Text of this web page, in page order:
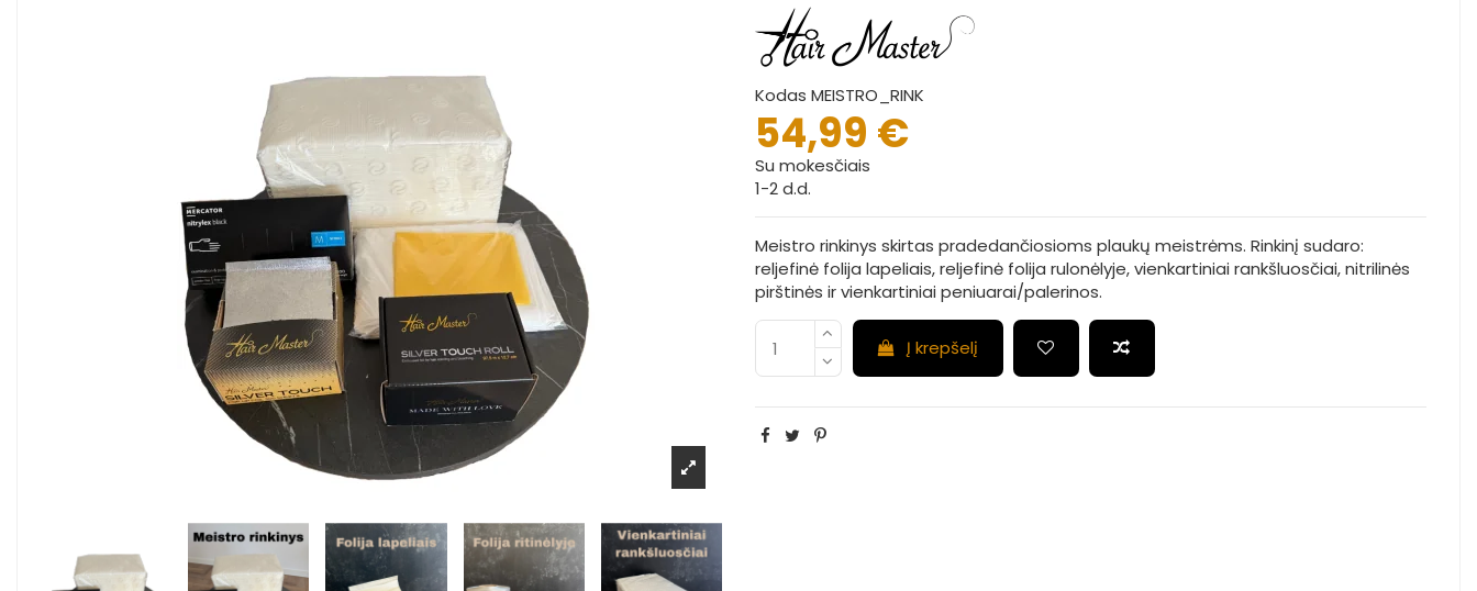
Kodas MEISTRO_RINK
54,99 €
Su mokesčiais
1-2 d.d.
Meistro rinkinys skirtas pradedančiosioms plaukų meistrėms. Rinkinį sudaro:
reljefinė folija lapeliais, reljefinė folija rulonėlyje, vienkartiniai rankšluosčiai, nitrilinės
pirštinės ir vienkartiniai peniuarai/palerinos.
Į krepšelį